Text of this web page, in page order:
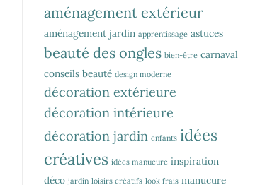
aménagement extérieur
aménagement jardin apprentissage astuces
beauté des ongles bien-être carnaval
conseils beauté design moderne
décoration extérieure
décoration intérieure
décoration jardin enfants idées
créatives idées manucure inspiration
déco jardin loisirs créatifs look frais manucure